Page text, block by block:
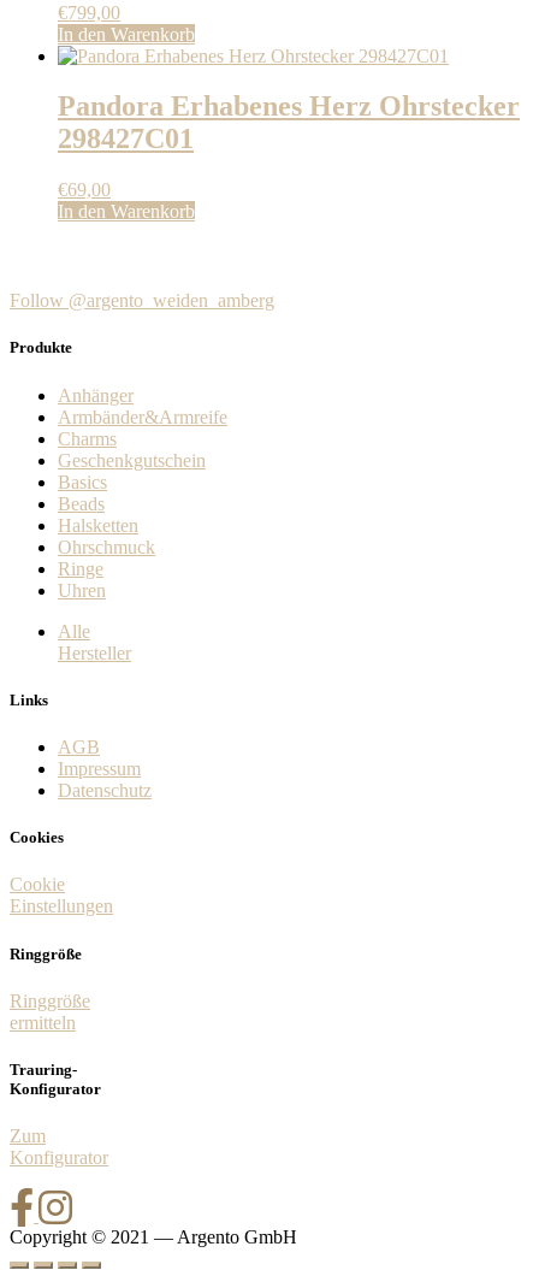
€799,00
In den Warenkorb
Pandora Erhabenes Herz Ohrstecker
298427C01
€69,00
In den Warenkorb
Follow @argento_weiden_amberg
Produkte
Anhänger
Armbänder&Armreife
Charms
Geschenkgutschein
Basics
Beads
Halsketten
Ohrschmuck
Ringe
Uhren
Alle
Hersteller
Links
AGB
Impressum
Datenschutz
Cookies
Cookie
Einstellungen
Ringgröße
Ringgröße
ermitteln
Trauring-
Konfigurator
Zum
Konfigurator
Copyright © 2021 — Argento GmbH